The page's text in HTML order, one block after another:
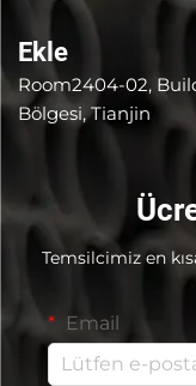
Ekle
Room2404-02,
Bölgesi, Tianjin
Temsilcimiz en
Email